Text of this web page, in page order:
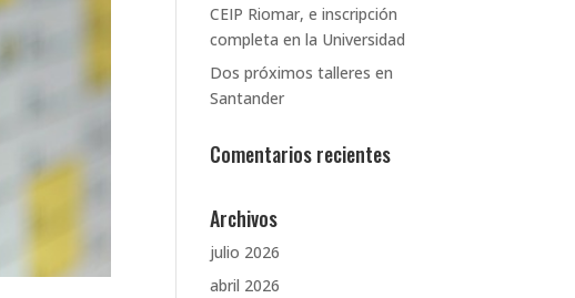
CEIP Riomar, e inscripción
completa en la Universidad
Dos próximos talleres en
Santander
Comentarios recientes
Archivos
julio 2026
abril 2026